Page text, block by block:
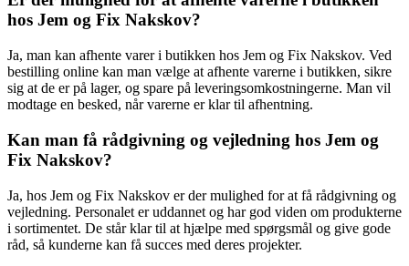
hos Jem og Fix Nakskov?
Ja, man kan afhente varer i butikken hos Jem og Fix Nakskov. Ved
bestilling online kan man vælge at afhente varerne i butikken, sikre
sig at de er på lager, og spare på leveringsomkostningerne. Man vil
modtage en besked, når varerne er klar til afhentning.
Kan man få rådgivning og vejledning hos Jem og
Fix Nakskov?
Ja, hos Jem og Fix Nakskov er der mulighed for at få rådgivning og
vejledning. Personalet er uddannet og har god viden om produkterne
i sortimentet. De står klar til at hjælpe med spørgsmål og give gode
råd, så kunderne kan få succes med deres projekter.